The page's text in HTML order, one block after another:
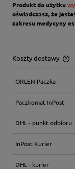
Produkt do użytku
oświadczasz, że
zakresu medycyny
Koszty dostawy
Cena nie
ORLEN Paczka
Paczkomat InPost
DHL - punkt odbioru
InPost Kurier
DHL - kurier